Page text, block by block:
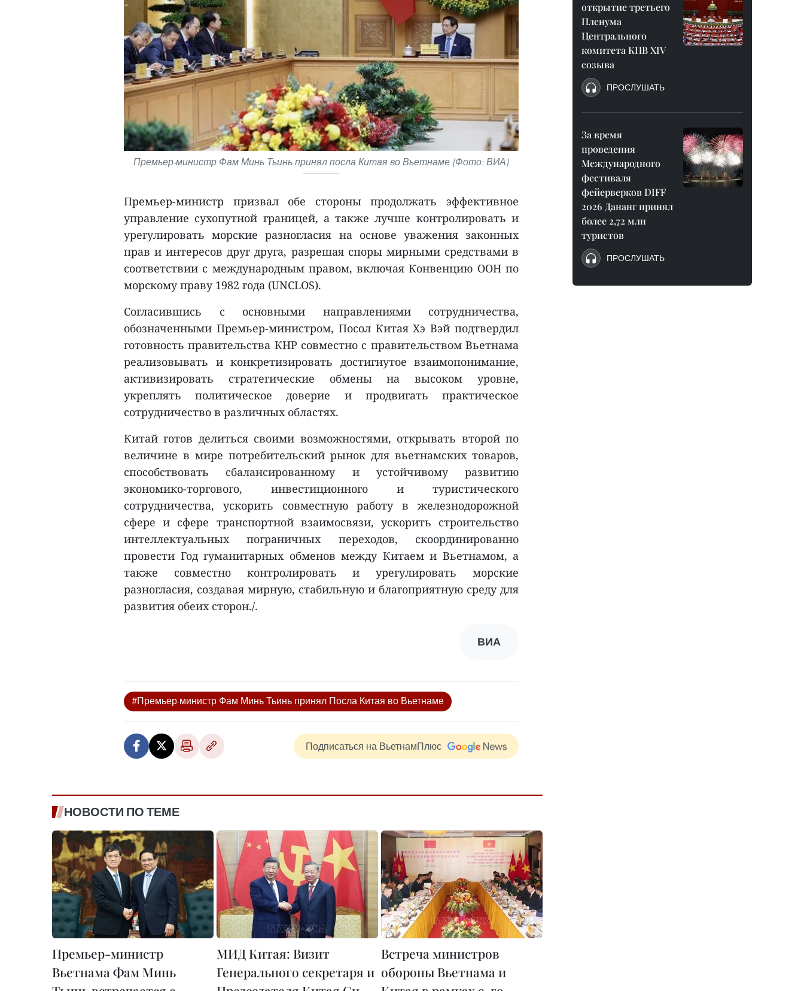
Премьер-министр Фам Минь Тьинь принял посла Китая во Вьетнаме (Фото: ВИА)
Премьер-министр призвал обе стороны продолжать эффективное
управление сухопутной границей, а также лучше контролировать и
урегулировать морские разногласия на основе уважения законных
прав и интересов друг друга, разрешая споры мирными средствами в
соответствии с международным правом, включая Конвенцию ООН по
морскому праву 1982 года (UNCLOS).
Согласившись с основными направлениями сотрудничества,
обозначенными Премьер-министром, Посол Китая Хэ Вэй подтвердил
готовность правительства КНР совместно с правительством Вьетнама
реализовывать и конкретизировать достигнутое взаимопонимание,
активизировать стратегические обмены на высоком уровне,
укреплять политическое доверие и продвигать практическое
сотрудничество в различных областях.
Китай готов делиться своими возможностями, открывать второй по
величине в мире потребительский рынок для вьетнамских товаров,
способствовать сбалансированному и устойчивому развитию
экономико-торгового, инвестиционного и туристического
сотрудничества, ускорить совместную работу в железнодорожной
сфере и сфере транспортной взаимосвязи, ускорить строительство
интеллектуальных пограничных переходов, скоординированно
провести Год гуманитарных обменов между Китаем и Вьетнамом, а
также совместно контролировать и урегулировать морские
разногласия, создавая мирную, стабильную и благоприятную среду для
развития обеих сторон./.
ВИА
#Премьер-министр Фам Минь Тьинь принял Посла Китая во Вьетнаме
Подписаться на ВьетнамПлюс
НОВОСТИ ПО ТЕМЕ
Премьер-министр
Вьетнама Фам Минь
МИД Китая: Визит
Генерального секретаря и
Встреча министров
обороны Вьетнама и
открытие третьего
Пленума
Центрального
комитета КПВ XIV
созыва
ПРОСЛУШАТЬ
За время
проведения
Международного
фестиваля
фейерверков DIFF
2026 Дананг принял
более 2,72 млн
туристов
ПРОСЛУШАТЬ